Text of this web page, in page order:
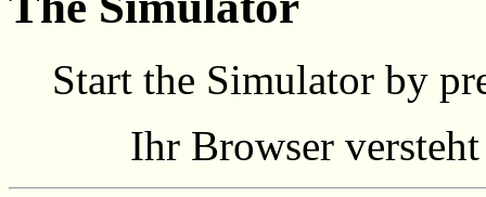
Start the Simulator by
Ihr Browser